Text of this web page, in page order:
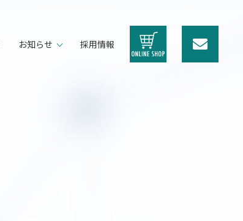
お知らせ 採用情報